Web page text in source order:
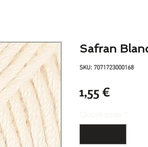
Safran
SKU: 7071723000168
1,55 €